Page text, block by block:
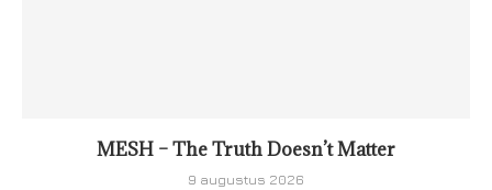
MESH – The Truth Doesn’t Matter
9 augustus 2026